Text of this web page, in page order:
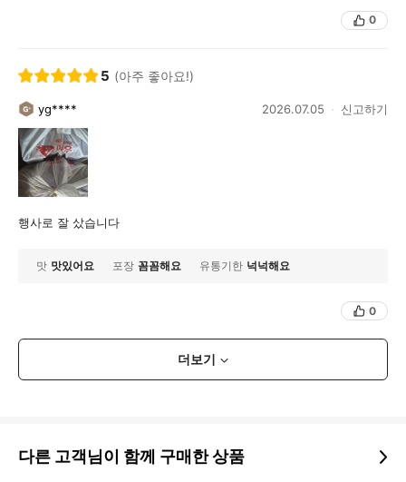
0
5 (아주 좋아요!)
yg**** 2026.07.05 신고하기
행사로 잘 샀습니다
맛 맛있어요 포장 꼼꼼해요 유통기한 넉넉해요
0
더보기
다른 고객님이 함께 구매한 상품